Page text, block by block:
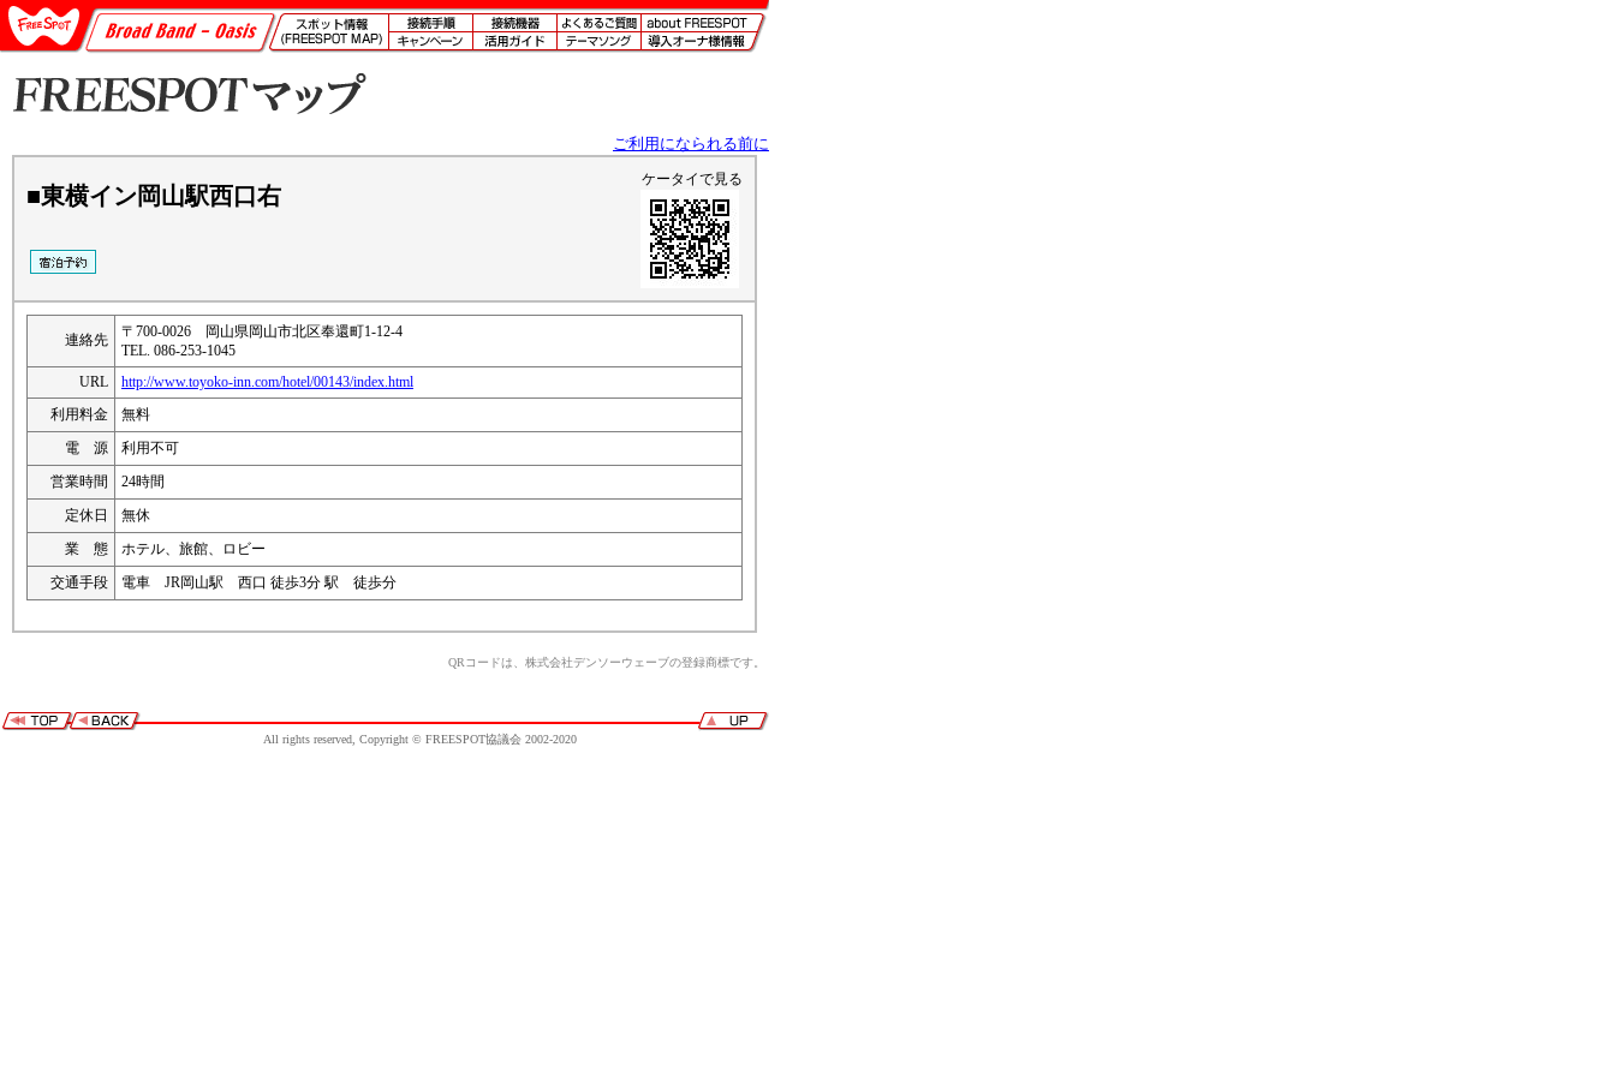
ご利用になられる前に
■東横イン岡山駅西口右
ケータイで見る
連絡先
〒700-0026 岡山県岡山市北区奉還町1-12-4
TEL. 086-253-1045
URL
http://www.toyoko-inn.com/hotel/00143/index.html
利用料金
無料
電 源
利用不可
営業時間
24時間
定休日
無休
業 態
ホテル、旅館、ロビー
交通手段
電車 JR岡山駅 西口 徒歩3分 駅 徒歩分
QRコードは、株式会社デンソーウェーブの登録商標です。
All rights reserved, Copyright © FREESPOT協議会 2002-2020